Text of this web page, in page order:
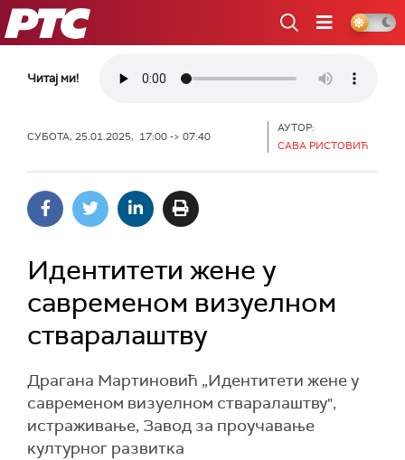
РТС
Читај ми!
СУБОТА, 25.01.2025, 17:00 -> 07:40
АУТОР:
САВА РИСТОВИЋ
Идентитети жене у
савременом визуелном
стваралаштву
Драгана Мартиновић „Идентитети жене у
савременом визуелном стваралаштву",
истраживање, Завод за проучавање
културног развитка